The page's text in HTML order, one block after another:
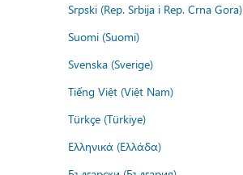
Srpski (Rep. Srbija i Rep. Crna Gora)
Suomi (Suomi)
Svenska (Sverige)
Tiếng Việt (Việt Nam)
Türkçe (Türkiye)
Ελληνικά (Ελλάδα)